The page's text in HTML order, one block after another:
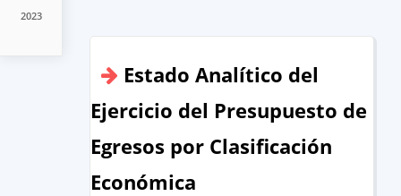
2023
Estado Analítico del
Ejercicio del Presupuesto de
Egresos por Clasificación
Económica